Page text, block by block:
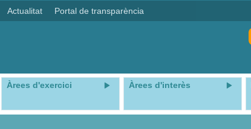
Actualitat Portal de transparència
Àrees d'exercici Àrees d'interès